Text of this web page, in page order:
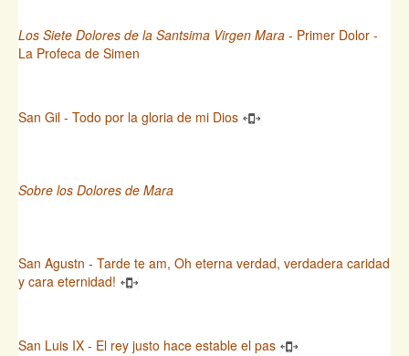
Los Siete Dolores de la Santsima Virgen Mara - Primer Dolor -
La Profeca de Simen
San Gil - Todo por la gloria de mi Dios
Sobre los Dolores de Mara
San Agustn - Tarde te am, Oh eterna verdad, verdadera caridad
y cara eternidad!
San Luis IX - El rey justo hace estable el pas